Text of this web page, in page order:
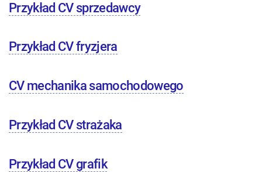
Przykład CV sprzedawcy
Przykład CV fryzjera
CV mechanika samochodowego
Przykład CV strażaka
Przykład CV grafik